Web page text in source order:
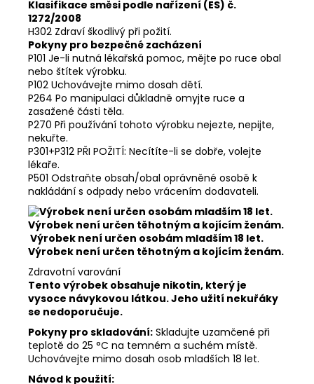
Klasifikace směsi podle nařízení (ES) č.
1272/2008
H302 Zdraví škodlivý při požití.
Pokyny pro bezpečné zacházení
P101 Je-li nutná lékařská pomoc, mějte po ruce obal
nebo štítek výrobku.
P102 Uchovávejte mimo dosah dětí.
P264 Po manipulaci důkladně omyjte ruce a
zasažené části těla.
P270 Při používání tohoto výrobku nejezte, nepijte,
nekuřte.
P301+P312 PŘI POŽITÍ: Necítíte-li se dobře, volejte
lékaře.
P501 Odstraňte obsah/obal oprávněné osobě k
nakládání s odpady nebo vrácením dodavateli.
Výrobek není určen osobám mladším 18 let.
Výrobek není určen těhotným a kojícím ženám.
Zdravotní varování
Tento výrobek obsahuje nikotin, který je
vysoce návykovou látkou. Jeho užití nekuřáky
se nedoporučuje.
Pokyny pro skladování: Skladujte uzamčené při
teplotě do 25 °C na temném a suchém místě.
Uchovávejte mimo dosah osob mladších 18 let.
Návod k použití: